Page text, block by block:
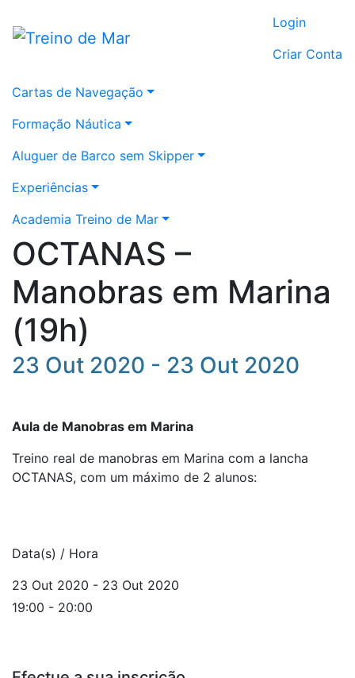
Login
Criar Conta
Cartas de Navegação
Formação Náutica
Aluguer de Barco sem Skipper
Experiências
Academia Treino de Mar
OCTANAS –
Manobras em Marina
(19h)
23 Out 2020 - 23 Out 2020
Aula de Manobras em Marina
Treino real de manobras em Marina com a lancha
OCTANAS, com um máximo de 2 alunos:
Data(s) / Hora
23 Out 2020 - 23 Out 2020
19:00 - 20:00